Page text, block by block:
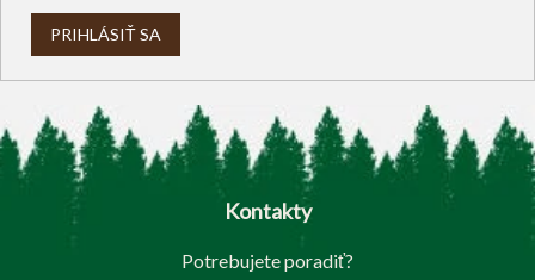
PRIHLÁSIŤ SA
Z
Kontakty
Potrebujete poradiť?